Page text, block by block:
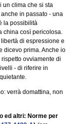
un clima che si sta
in passato - una
la possibilità
china così pericolosa.
di espressione e
dicevo prima. Anche io
ovviamente di
- di riferire in
verrà domattina, non
ed altri: Norme per